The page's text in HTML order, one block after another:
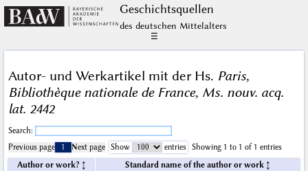
Geschichts­quellen
des deutschen Mittelalters
☰
Autor- und Werkartikel mit der Hs. Paris,
Bibliothèque nationale de France, Ms. nouv. acq.
lat. 2442
Search:
Previous page
1 Next page Show entries
Showing 1 to 1 of 1 entries
Author or work?
Standard name of the author or work